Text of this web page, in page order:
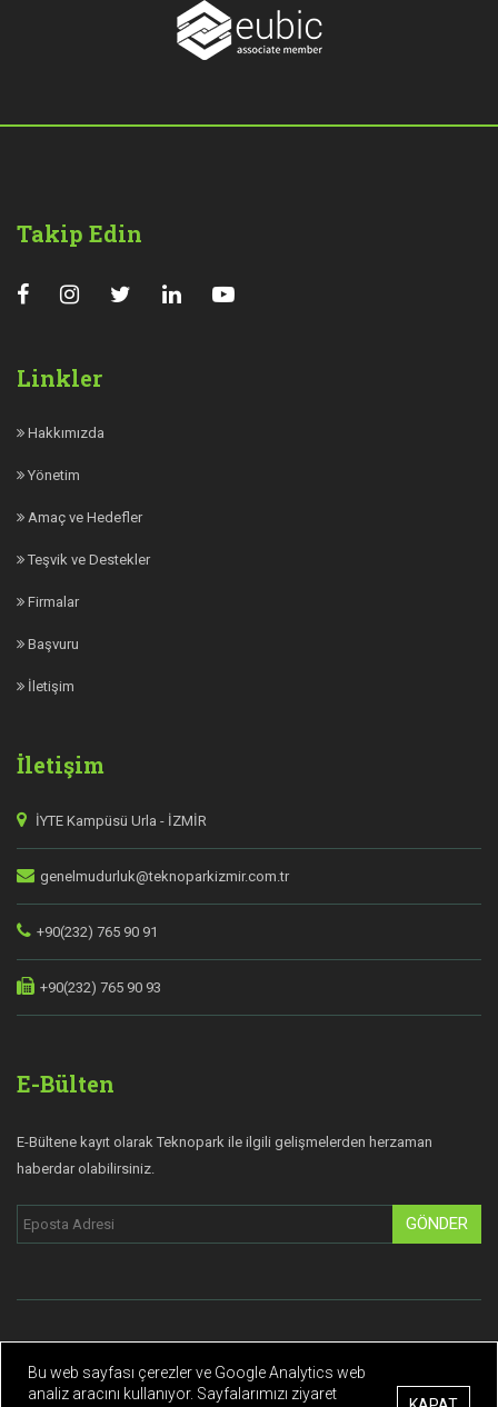
Takip Edin
Linkler
Hakkımızda
Yönetim
Amaç ve Hedefler
Teşvik ve Destekler
Firmalar
Başvuru
İletişim
İletişim
İYTE Kampüsü Urla - İZMİR
genelmudurluk@teknoparkizmir.com.tr
+90(232) 765 90 91
+90(232) 765 90 93
E-Bülten
E-Bültene kayıt olarak Teknopark ile ilgili gelişmelerden herzaman
haberdar olabilirsiniz.
GÖNDER
Gizlilik Politikası Kişisel Verilerin Korunması
Bu web sayfası çerezler ve Google Analytics web
analiz aracını kullanıyor. Sayfalarımızı ziyaret